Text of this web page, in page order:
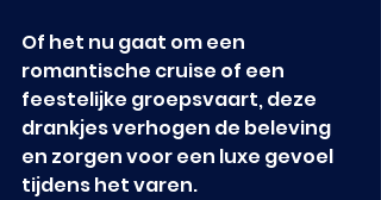
Of het nu gaat om een
romantische cruise of een
feestelijke groepsvaart, deze
drankjes verhogen de beleving
en zorgen voor een luxe gevoel
tijdens het varen.